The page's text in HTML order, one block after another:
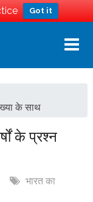
Got it
के साथ
के प्रश्न
भारत का